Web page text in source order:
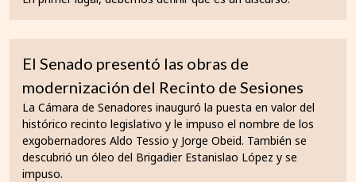
El Senado presentó las obras de
modernización del Recinto de Sesiones
La Cámara de Senadores inauguró la puesta en valor del
histórico recinto legislativo y le impuso el nombre de los
exgobernadores Aldo Tessio y Jorge Obeid. También se
descubrió un óleo del Brigadier Estanislao López y se
impuso.